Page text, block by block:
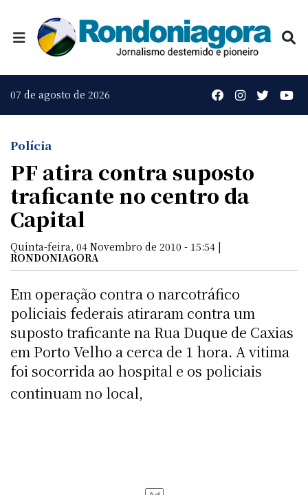
07 de agosto de 2026
Polícia
PF atira contra suposto
traficante no centro da
Capital
Quinta-feira, 04 Novembro de 2010 - 15:54 |
RONDONIAGORA
Em operação contra o narcotráfico
policiais federais atiraram contra um
suposto traficante na Rua Duque de Caxias
em Porto Velho a cerca de 1 hora. A vitima
foi socorrida ao hospital e os policiais
continuam no local,